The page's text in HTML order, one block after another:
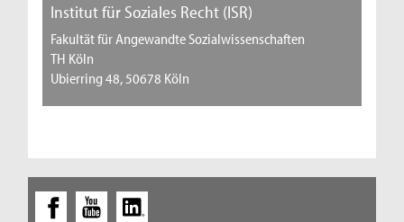
Institut für Soziales Recht (ISR)
Fakultät für Angewandte Sozialwissenschaften
TH Köln
Ubierring 48, 50678 Köln